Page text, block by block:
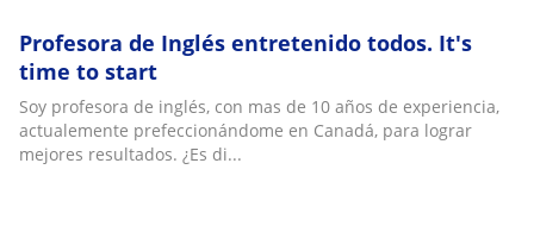
Profesora de Inglés entretenido todos. It's
time to start
Soy profesora de inglés, con mas de 10 años de experiencia,
actualemente prefeccionándome en Canadá, para lograr
mejores resultados. ¿Es di...